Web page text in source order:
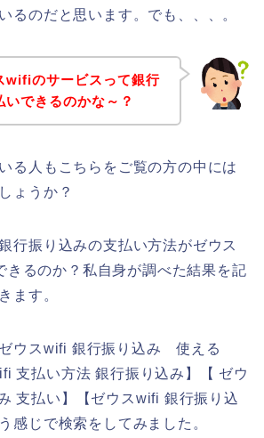
るのだと思います。でも、、、。
wifiのサービスって銀行
できるのかな～？
る人もこちらをご覧の方の中には
ょうか？
行振り込みの支払い方法がゼウス
きるのか？私自身が調べた結果を記
ます。
ウスwifi 銀行振り込み 使える
支払い方法 銀行振り込み】【 ゼウ
支払い】【ゼウスwifi 銀行振り込
じで検索をしてみました。